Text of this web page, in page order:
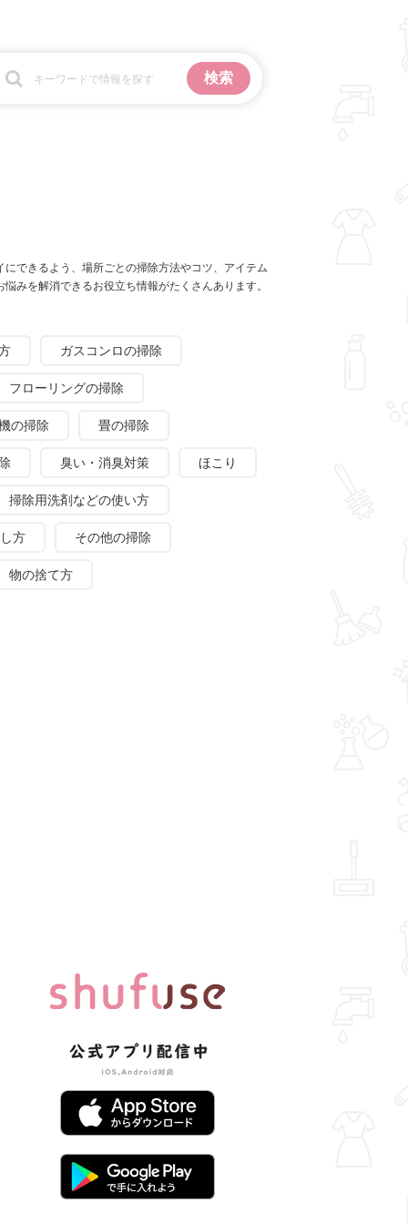
できるよう、場所ごとの掃除方法やコツ、アイテム
みを解消できるお役立ち情報がたくさんあります。
ガスコンロの掃除
フローリングの掃除
の掃除 畳の掃除
臭い・消臭対策 ほこり
掃除用洗剤などの使い方
方 その他の掃除
物の捨て方